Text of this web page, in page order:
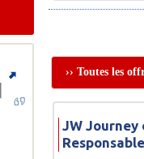
›› Toutes les
JW